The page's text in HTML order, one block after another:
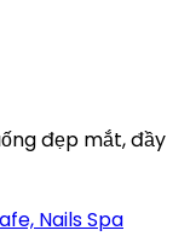
đẹp mắt, đầy
Nails Spa